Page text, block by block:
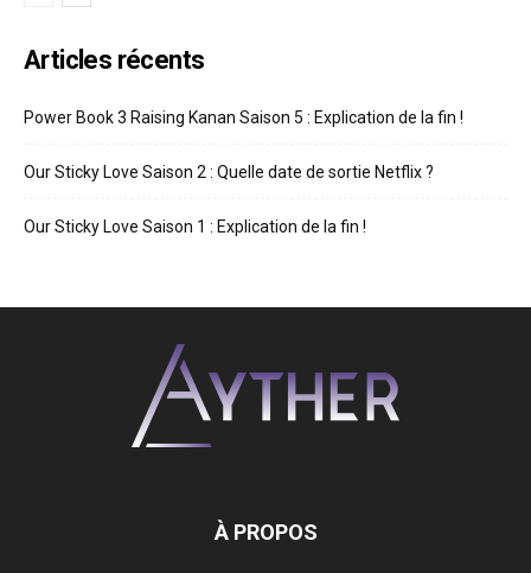
Articles récents
Power Book 3 Raising Kanan Saison 5 : Explication de la fin !
Our Sticky Love Saison 2 : Quelle date de sortie Netflix ?
Our Sticky Love Saison 1 : Explication de la fin !
À PROPOS